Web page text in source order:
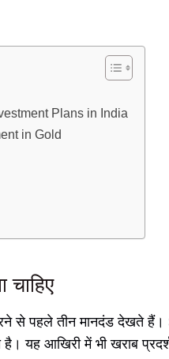
Plans in India
in Gold
से पहले तीन मानदंड देखते
है। यह आखिरी में भी खराब